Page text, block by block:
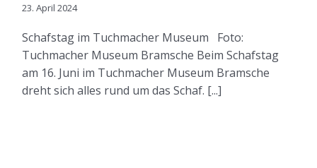
23. April 2024
Schafstag im Tuchmacher Museum Foto:
Tuchmacher Museum Bramsche Beim Schafstag
am 16. Juni im Tuchmacher Museum Bramsche
dreht sich alles rund um das Schaf. [...]